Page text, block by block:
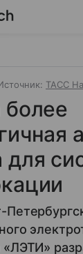
ТАСС
более
для
«ЛЭТИ»